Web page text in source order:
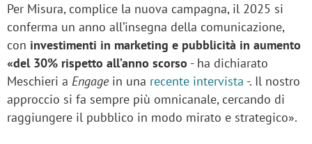
Per Misura, complice la nuova campagna, il 2025 si
conferma un anno all’insegna della comunicazione,
con investimenti in marketing e pubblicità in aumento
«del 30% rispetto all’anno scorso - ha dichiarato
Meschieri a Engagein una recente intervista -. Il nostro
approccio si fa sempre più omnicanale, cercando di
raggiungere il pubblico in modo mirato e strategico».